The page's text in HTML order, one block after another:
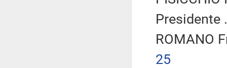
Presidente
ROMANO
25